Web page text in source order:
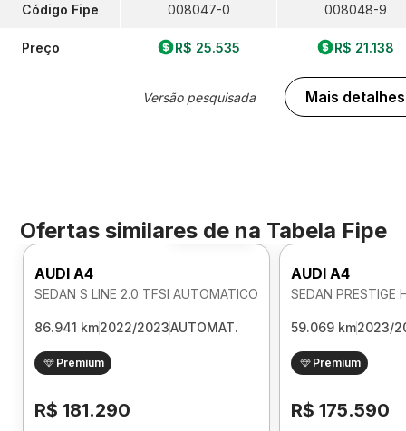
Código Fipe
Preço
008047-0
R$ 25.535
Versão pesquisada
008048-9
R$ 21.138
Mais detalhes
Ofertas similares de na Tabela Fipe
Foto 360º
AUDI A4
SEDAN S LINE 2.0 TFSI AUTOMATICO
86.941 km2022/2023AUTOMAT.
Premium
R$ 181.290
AUDI A4
59.069 km2023/
Premium
R$ 175.590